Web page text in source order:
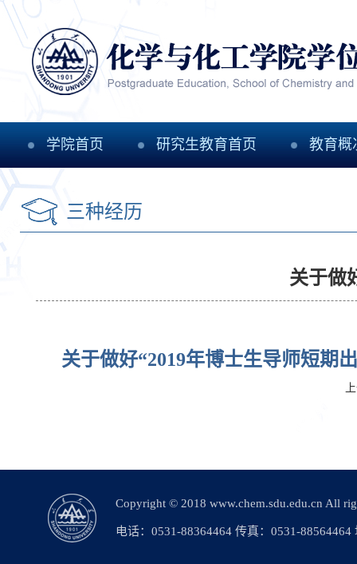
学院首页 研究生教育首页 教育概
三种经历
关于做
关于做好“2019年博士生导师短期
Copyright © 2018 www.chem.sdu.edu.cn All
电话：0531-88364464 传真：0531-